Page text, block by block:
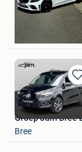
Glain & Partie Ans
Mes
Groep Jam Bree
Bree